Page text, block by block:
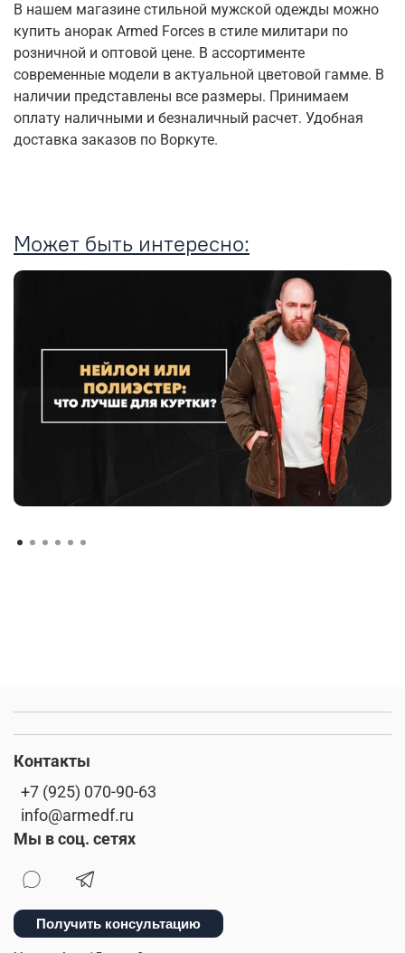
В нашем магазине стильной мужской одежды можно
купить анорак Armed Forces в стиле милитари по
розничной и оптовой цене. В ассортименте
современные модели в актуальной цветовой гамме. В
наличии представлены все размеры. Принимаем
оплату наличными и безналичный расчет. Удобная
доставка заказов по Воркуте.
Может быть интересно:
Контакты
+7 (925) 070-90-63
info@armedf.ru
Мы в соц. сетях
Получить консультацию